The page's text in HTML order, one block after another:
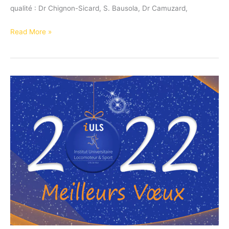
qualité : Dr Chignon-Sicard, S. Bausola, Dr Camuzard,
Séminaire
Plaies,
et
cicatrisation
Read More »